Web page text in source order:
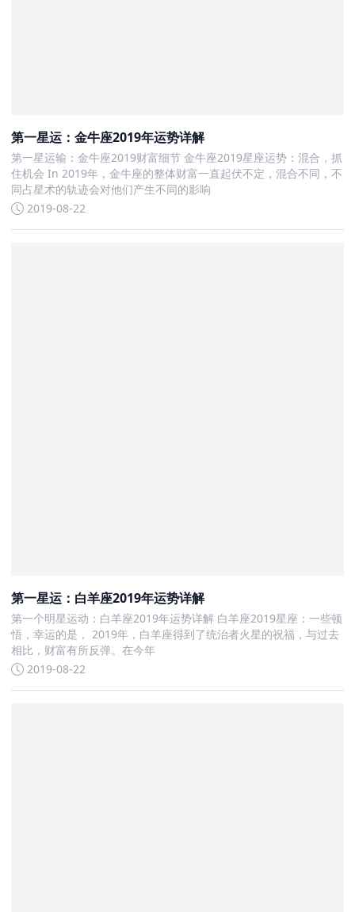
第一星运：金牛座2019年运势详解
第一星运输：金牛座2019财富细节 金牛座2019星座运势：混合，抓
住机会 In 2019年，金牛座的整体财富一直起伏不定，混合不同，不
同占星术的轨迹会对他们产生不同的影响
2019-08-22
第一星运：白羊座2019年运势详解
第一个明星运动：白羊座2019年运势详解 白羊座2019星座：一些顿
悟，幸运的是， 2019年，白羊座得到了统治者火星的祝福，与过去
相比，财富有所反弹。在今年
2019-08-22